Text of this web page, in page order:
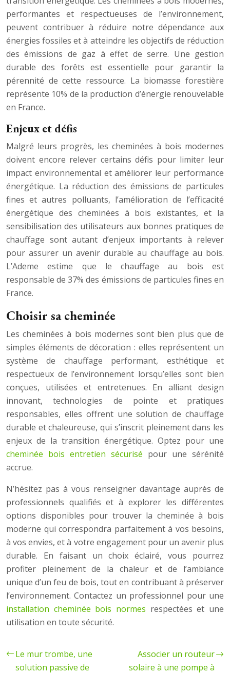
performantes et respectueuses de l’environnement,
peuvent contribuer à réduire notre dépendance aux
énergies fossiles et à atteindre les objectifs de réduction
des émissions de gaz à effet de serre. Une gestion
durable des forêts est essentielle pour garantir la
pérennité de cette ressource. La biomasse forestière
représente 10% de la production d’énergie renouvelable
en France.
Enjeux et défis
Malgré leurs progrès, les cheminées à bois modernes
doivent encore relever certains défis pour limiter leur
impact environnemental et améliorer leur performance
énergétique. La réduction des émissions de particules
fines et autres polluants, l’amélioration de l’efficacité
énergétique des cheminées à bois existantes, et la
sensibilisation des utilisateurs aux bonnes pratiques de
chauffage sont autant d’enjeux importants à relever
pour assurer un avenir durable au chauffage au bois.
L’Ademe estime que le chauffage au bois est
responsable de 37% des émissions de particules fines en
France.
Choisir sa cheminée
Les cheminées à bois modernes sont bien plus que de
simples éléments de décoration : elles représentent un
système de chauffage performant, esthétique et
respectueux de l’environnement lorsqu’elles sont bien
conçues, utilisées et entretenues. En alliant design
innovant, technologies de pointe et pratiques
responsables, elles offrent une solution de chauffage
durable et chaleureuse, qui s’inscrit pleinement dans les
enjeux de la transition énergétique. Optez pour une
cheminée bois entretien sécurisé pour une sérénité
accrue.
N’hésitez pas à vous renseigner davantage auprès de
professionnels qualifiés et à explorer les différentes
options disponibles pour trouver la cheminée à bois
moderne qui correspondra parfaitement à vos besoins,
à vos envies, et à votre engagement pour un avenir plus
durable. En faisant un choix éclairé, vous pourrez
profiter pleinement de la chaleur et de l’ambiance
unique d’un feu de bois, tout en contribuant à préserver
l’environnement. Contactez un professionnel pour une
installation cheminée bois normes respectées et une
utilisation en toute sécurité.
Le mur trombe, une
solution passive de
Associer un routeur
solaire à une pompe à